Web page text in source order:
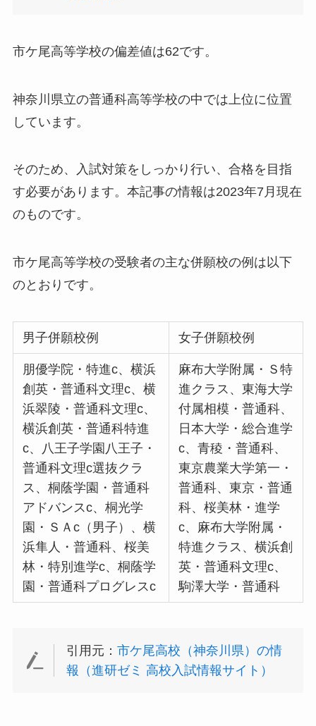
市ケ尾高等学校の偏差値は62です。
神奈川県立の普通科高等学校の中では上位に位置
しています。
そのため、入試対策をしっかり行い、合格を目指
す必要があります。本記事の情報は2023年7月現在
のものです。
市ケ尾高等学校の受験者の主な併願校の例は以下
のとおりです。
男子併願校例 女子併願校例
朋優学院・特進c、横浜
創英・普通科文理c、横
浜翠陵・普通科文理c、
横浜創英・普通科特進
c、八王子学園八王子・
普通科文理c選抜クラ
ス、桐蔭学園・普通科
アドバンスc、桐光学
園・ＳＡc（男子）、横
浜隼人・普通科、桜美
林・特別進学c、桐蔭学
園・普通科プログレスc
麻布大学附属・Ｓ特
進クラス、東海大学
付属相模・普通科、
日本大学・総合進学
c、青稜・普通科、
東京農業大学第一・
普通科、東京・普通
科、桜美林・進学
c、麻布大学附属・
特進クラス、横浜創
英・普通科文理c、
駒澤大学・普通科
引用元：市ケ尾高校（神奈川県）の情
報（進研ゼミ 高校入試情報サイト）